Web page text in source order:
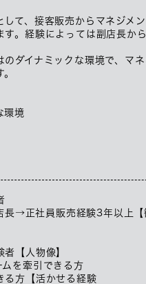
て、接客販売からマネジメ
。経験によっては副店長か
のダイナミックな環境で、マ
環境
→正社員販売経験3年以上【
者【人物像】
ムを牽引できる方
る方【活かせる経験